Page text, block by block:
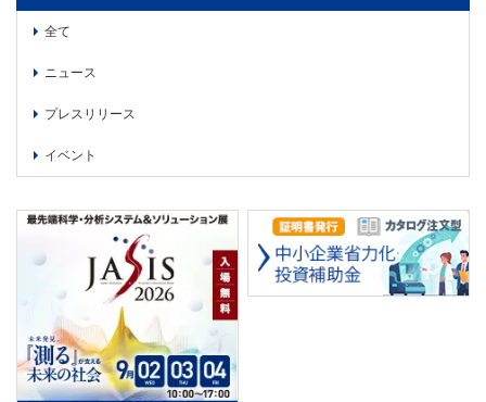
全て
ニュース
プレスリリース
イベント